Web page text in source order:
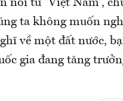
nói từ “Việt Nam”,
ta không muốn
về một đất nước,
gia đang tăng